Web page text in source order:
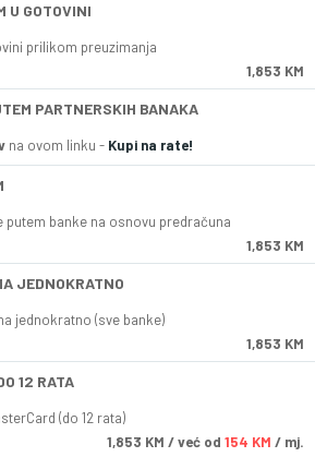
U GOTOVINI
prilikom preuzimanja
1,853 KM
PARTNERSKIH BANAKA
na ovom linku - Kupi na rate!
putem banke na osnovu predračuna
1,853 KM
JEDNOKRATNO
jednokratno (sve banke)
1,853 KM
12 RATA
(do 12 rata)
1,853 KM / već od 154 KM / mj.